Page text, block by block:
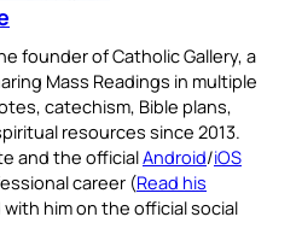
founder of Catholic Gallery, a
Mass Readings in multiple
catechism, Bible plans,
resources since 2013.
and the officialAndroid/iOS
career (Read his
him on the official social